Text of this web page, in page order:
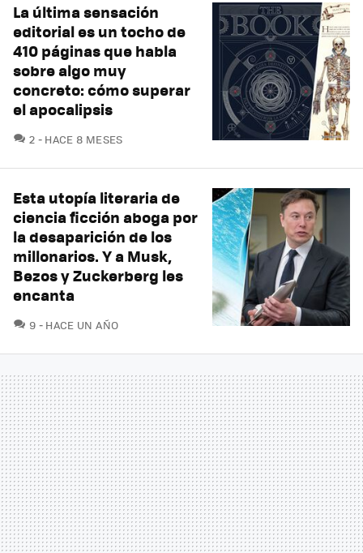
La última sensación
editorial es un tocho de
410 páginas que habla
sobre algo muy
concreto: cómo superar
el apocalipsis
2 COMENTARIOS
HACE 8 MESES
Esta utopía literaria de
ciencia ficción aboga por
la desaparición de los
millonarios. Y a Musk,
Bezos y Zuckerberg les
encanta
9 COMENTARIOS
HACE UN AÑO